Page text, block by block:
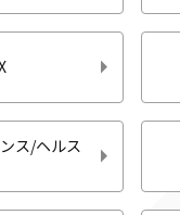
ス/ヘルス